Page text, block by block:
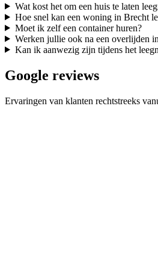
Wat kost het om een huis te laten
Hoe snel kan een woning in Brecht
Moet ik zelf een container huren?
Werken jullie ook na een overlijden
Kan ik aanwezig zijn tijdens het
Google reviews
Ervaringen van klanten rechtstreeks